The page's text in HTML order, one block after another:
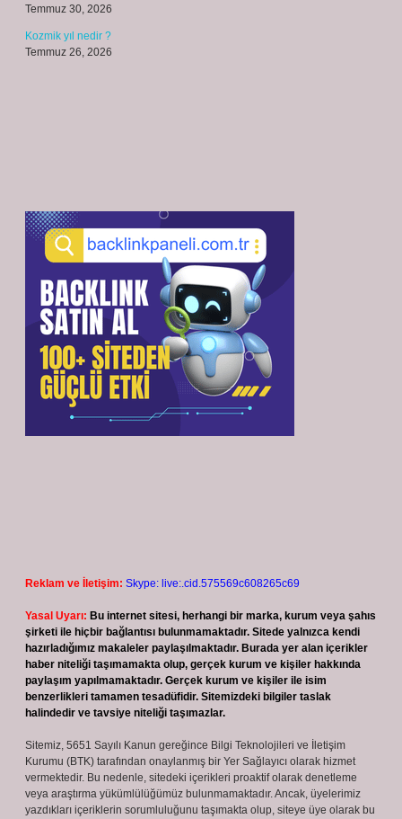
Temmuz 30, 2026
Kozmik yıl nedir ?
Temmuz 26, 2026
Reklam ve İletişim: Skype: live:.cid.575569c608265c69
Yasal Uyarı: Bu internet sitesi, herhangi bir marka, kurum veya şahıs
şirketi ile hiçbir bağlantısı bulunmamaktadır. Sitede yalnızca kendi
hazırladığımız makaleler paylaşılmaktadır. Burada yer alan içerikler
haber niteliği taşımamakta olup, gerçek kurum ve kişiler hakkında
paylaşım yapılmamaktadır. Gerçek kurum ve kişiler ile isim
benzerlikleri tamamen tesadüfidir. Sitemizdeki bilgiler taslak
halindedir ve tavsiye niteliği taşımazlar.
Sitemiz, 5651 Sayılı Kanun gereğince Bilgi Teknolojileri ve İletişim
Kurumu (BTK) tarafından onaylanmış bir Yer Sağlayıcı olarak hizmet
vermektedir. Bu nedenle, sitedeki içerikleri proaktif olarak denetleme
veya araştırma yükümlülüğümüz bulunmamaktadır. Ancak, üyelerimiz
yazdıkları içeriklerin sorumluluğunu taşımakta olup, siteye üye olarak bu